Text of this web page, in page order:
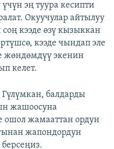
эң туура кесипти
Окуучулар айтылуу
кээде өзү кызыккан
кээде чындап эле
жөндөмдүү экенин
келет.
балдарды
жашоосуна
ошол жамааттан ордун
жапондордун